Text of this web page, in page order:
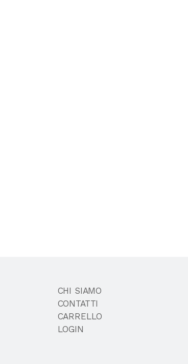
CHI SIAMO
CONTATTI
CARRELLO
LOGIN